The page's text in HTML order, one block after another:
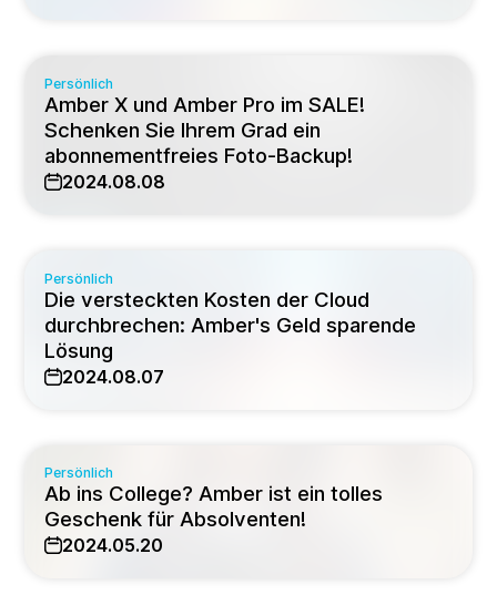
Persönlich
Amber X und Amber Pro im SALE!
Schenken Sie Ihrem Grad ein
abonnementfreies Foto-Backup!
2024.08.08
Persönlich
Die versteckten Kosten der Cloud
durchbrechen: Amber's Geld sparende
Lösung
2024.08.07
Persönlich
Ab ins College? Amber ist ein tolles
Geschenk für Absolventen!
2024.05.20